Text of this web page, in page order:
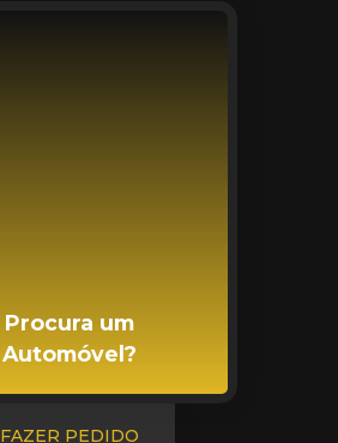
Procura um
Automóvel?
FAZER PEDIDO